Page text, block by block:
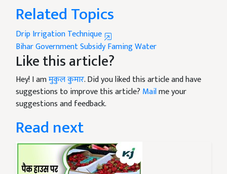
Related Topics
Drip Irrigation Technique
BiharGovernment SubsidyFamingWater
Like this article?
Hey! I amमुकुल कुमार. Did you liked this article and have
suggestions to improve this article? Mailme your
suggestions and feedback.
Read next